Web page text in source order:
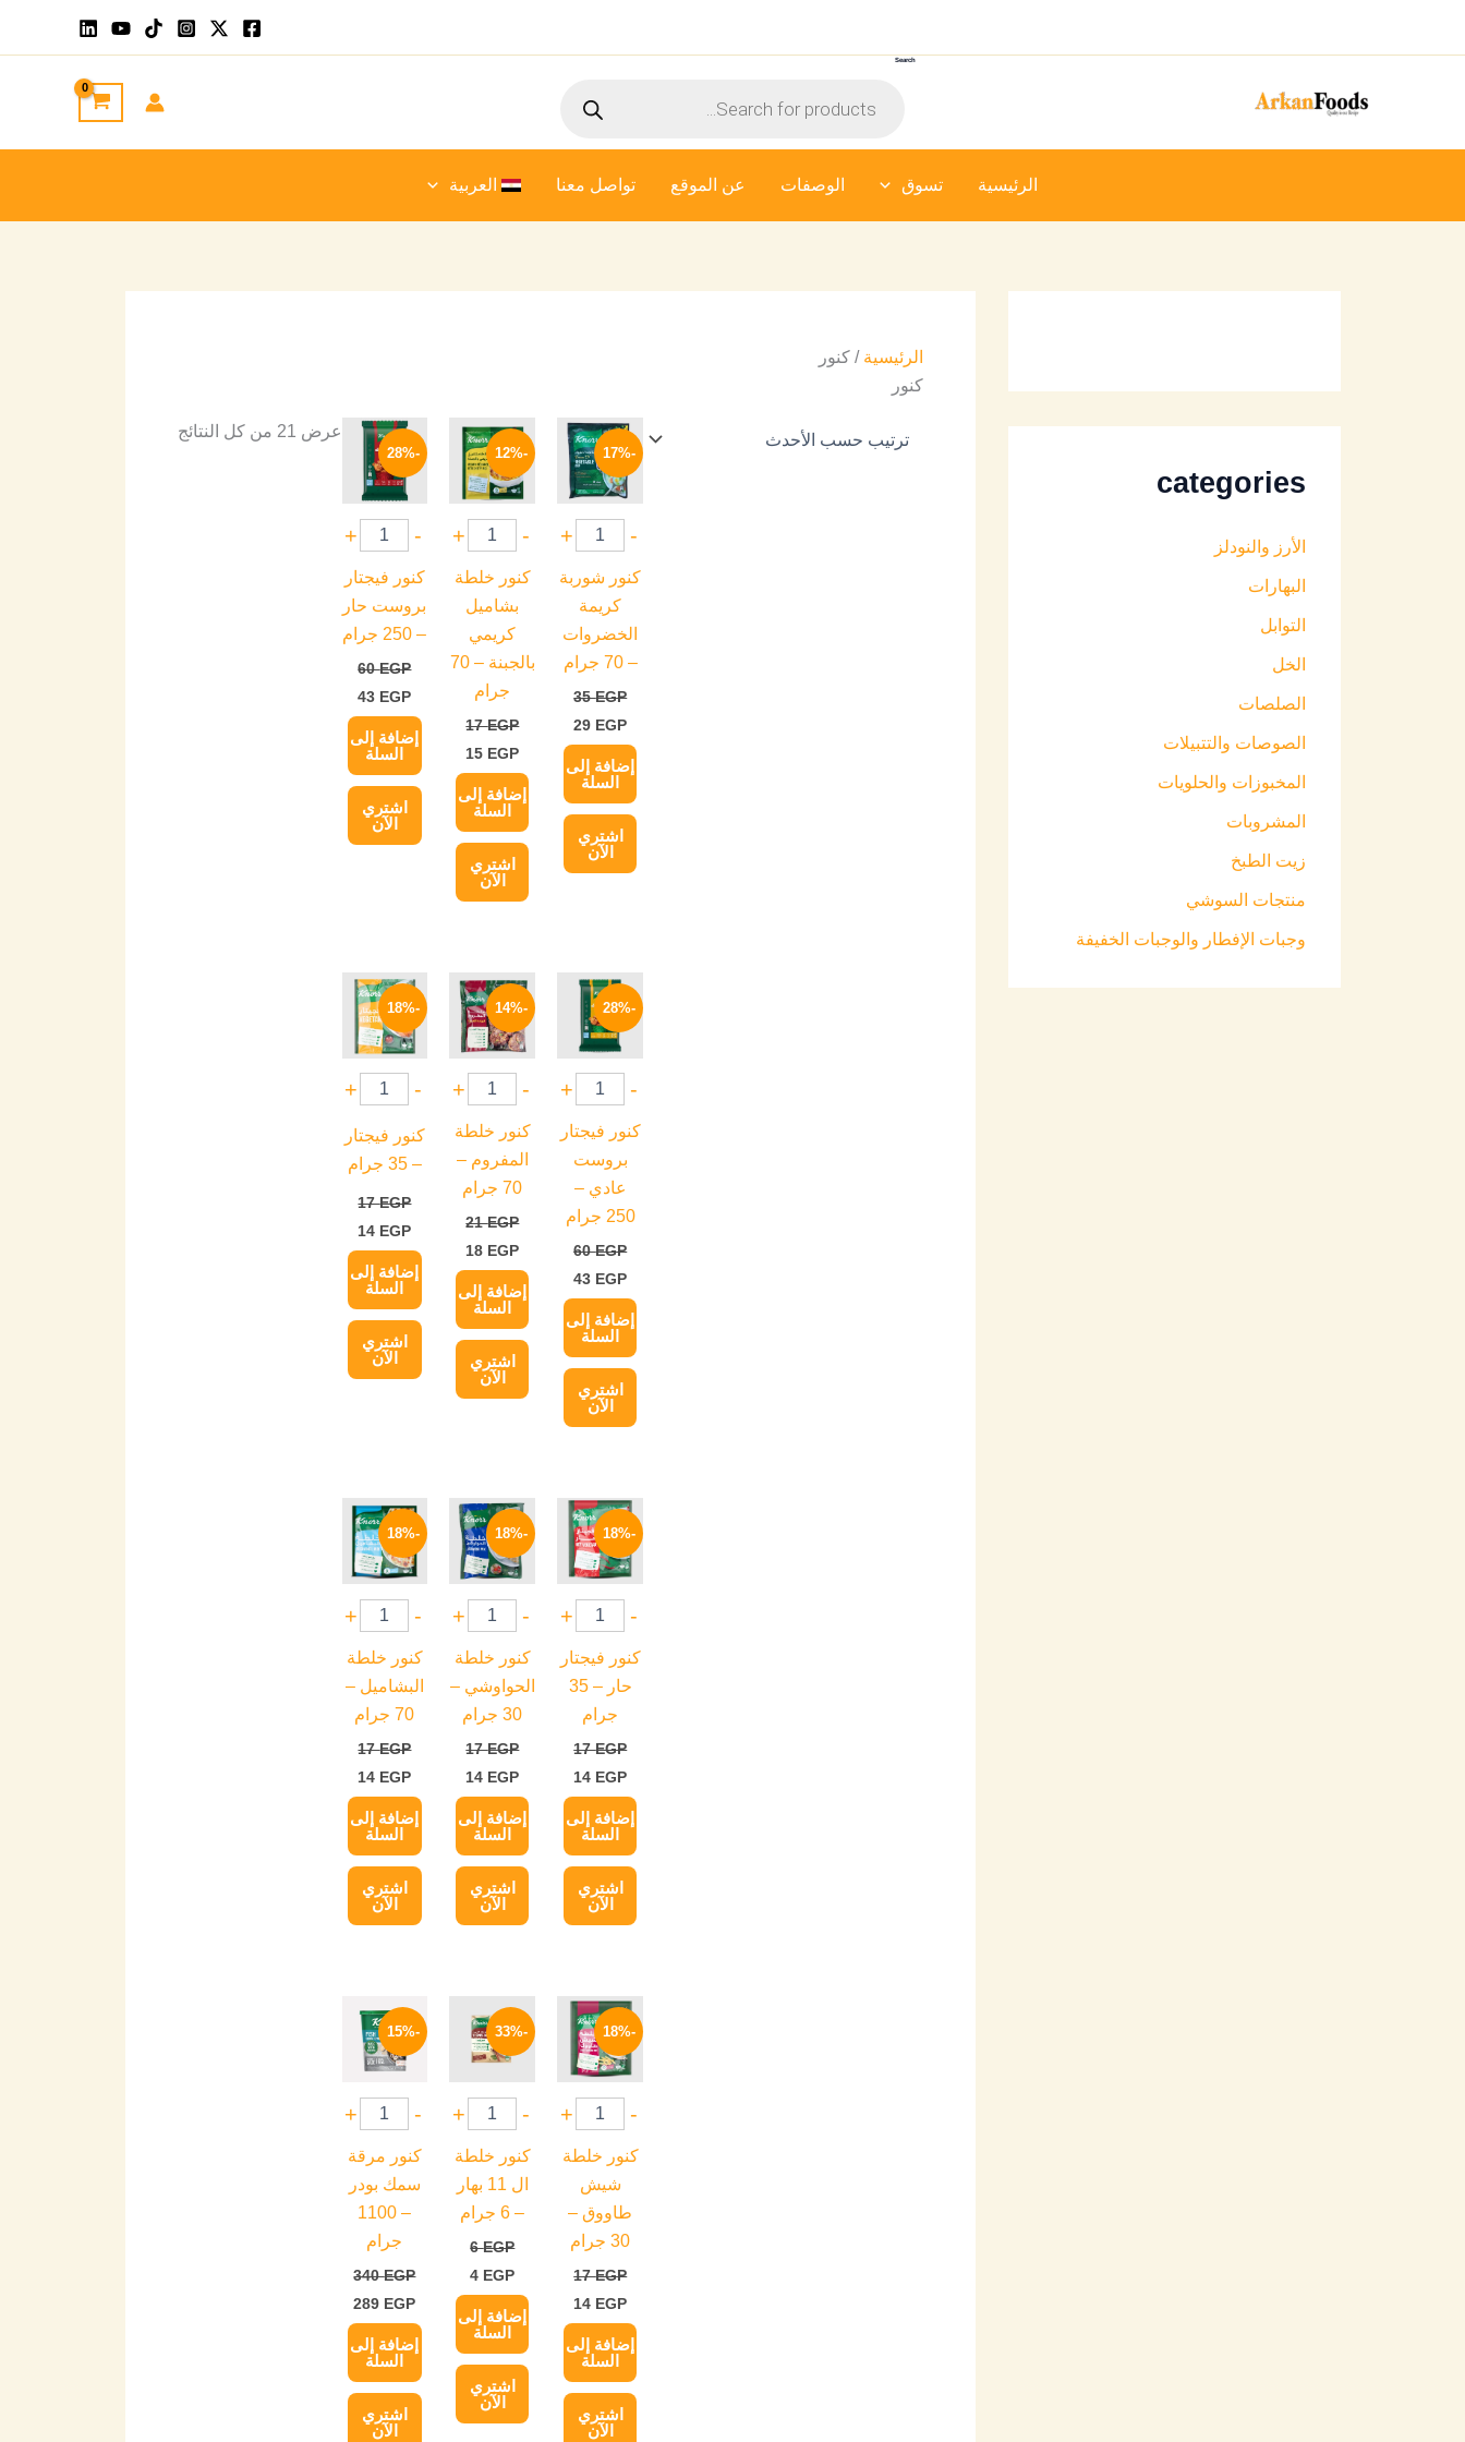
Search
search
الرئيسية تسوق الوصفات عن الموقع تواصل معنا العربية
categories
الأرز والنودلز
البهارات
التوابل
الخل
الصلصات
الصوصات والتتبيلات
المخبوزات والحلويات
المشروبات
زيت الطبخ
منتجات السوشي
وجبات الإفطار والوجبات الخفيفة
الرئيسية / كنور
كنور
عرض ⁦21⁩ من كل النتائج
الفرز
الأحدث
-17%
-
+
كنور شوربة
كريمة
الخضروات
– 70 جرام
35EGP
السعر
الأصلي
35 EGP.
29 EGP
السعر
الحالي
هو:
29 EGP.
إضافة إلى
السلة
اشتري
الآن
-12%
-
+
كنور خلطة
بشاميل
كريمي
بالجبنة – 70
جرام
17EGP
السعر
الأصلي
17 EGP.
15 EGP
السعر
الحالي
15 EGP.
إضافة إلى
السلة
اشتري
الآن
-28%
-
+
كنور فيجتار
بروست حار
– 250 جرام
60EGP
السعر
الأصلي
60 EGP.
43 EGP
السعر
الحالي
إضافة إلى
السلة
اشتري
الآن
-28%
-
+
كنور فيجتار
بروست
عادي –
250 جرام
60EGP
السعر
الأصلي
60 EGP.
43 EGP
الحالي
إضافة إلى
السلة
اشتري
الآن
-14%
-
+
كنور خلطة
المفروم –
70 جرام
21EGP
السعر
الأصلي
21 EGP.
18 EGP
السعر
الحالي
هو:
18 EGP.
إضافة إلى
السلة
اشتري
الآن
-18%
-
+
كنور فيجتار
– 35 جرام
17EGP
السعر
الأصلي
17 EGP.
14 EGP
السعر
الحالي
هو:
14 EGP.
إضافة إلى
السلة
اشتري
الآن
-18%
-
+
كنور فيجتار
حار – 35
جرام
17EGP
السعر
الأصلي
17 EGP.
14 EGP
السعر
الحالي
14 EGP.
إضافة إلى
السلة
اشتري
الآن
-18%
-
+
كنور خلطة
الحواوشي –
30 جرام
17EGP
السعر
الأصلي
17 EGP.
14 EGP
السعر
الحالي
هو:
14 EGP.
إضافة إلى
السلة
اشتري
الآن
-18%
-
+
كنور خلطة
البشاميل –
70 جرام
17EGP
السعر
الأصلي
17 EGP.
14 EGP
السعر
الحالي
هو:
14 EGP.
إضافة إلى
السلة
اشتري
الآن
-18%
-
+
كنور خلطة
شيش
طاووق –
30 جرام
17EGP
السعر
الأصلي
17 EGP.
14 EGP
السعر
الحالي
إضافة إلى
السلة
اشتري
الآن
-33%
-
+
كنور خلطة
ال 11 بهار
– 6 جرام
6EGP
السعر
الأصلي
6 EGP.
4 EGP
الحالي
هو:
4 EGP.
إضافة إلى
السلة
اشتري
الآن
-15%
-
+
كنور مرقة
سمك بودر
– 1100
جرام
340EGP
السعر
الأصلي
340 EGP.
289 EGP
إضافة إلى
السلة
اشتري
الآن